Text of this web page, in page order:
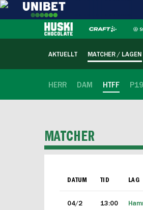
AKTUELLT MATCHER / LAGEN
HERR DAM HTFF P19
MATCHER
DATUM TID LAG
04/2 13:00